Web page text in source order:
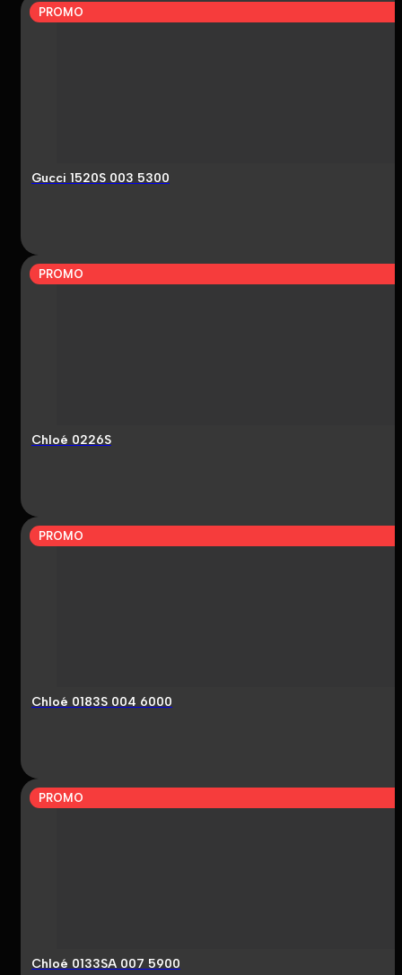
PROMO
Gucci 1520S 003 5300
PROMO
Chloé 0226S
PROMO
Chloé 0183S 004 6000
PROMO
Chloé 0133SA 007 5900